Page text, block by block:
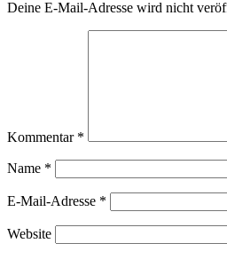
Deine E-Mail-Adresse wird nicht
Kommentar *
Name *
E-Mail-Adresse *
Website